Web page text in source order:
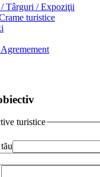
Târguri / Expoziţii
turistice
turistice